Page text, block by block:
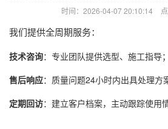
时间：2026-04-07 20:10:14
我们提供全周期服务：
技术咨询：专业团队提供选型、施工指导；
售后响应：质量问题24小时内出具处理方
定期回访：建立客户档案，主动跟踪使用情